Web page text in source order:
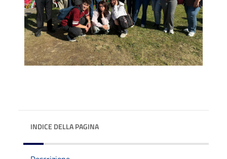
INDICE DELLA PAGINA